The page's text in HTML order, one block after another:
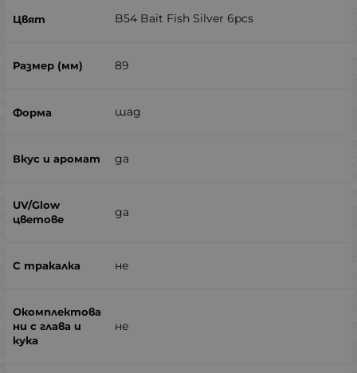
B54 Bait Fish Silver 6pcs
89
шад
да
да
не
не